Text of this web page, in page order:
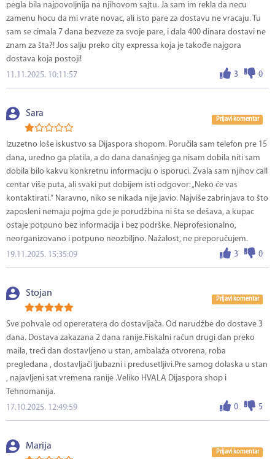
pegla bila najpovoljnija na njihovom sajtu. Ja sam im rekla da necu
zamenu hocu da mi vrate novac, ali isto pare za dostavu ne vracaju. Tu
sam se cimala 7 dana bezveze za svoje pare, i dala 400 dinara dostavi ne
znam za šta?! Jos salju preko city expressa koja je takođe najgora
dostava koja postoji!
3
0
11.11.2025. 10:11:57
Sara
Prijavi komentar
Izuzetno loše iskustvo sa Dijaspora shopom. Poručila sam telefon pre 15
dana, uredno ga platila, a do dana današnjeg ga nisam dobila niti sam
dobila bilo kakvu konkretnu informaciju o isporuci. Zvala sam njihov call
centar više puta, ali svaki put dobijem isti odgovor: „Neko će vas
kontaktirati.“ Naravno, niko se nikada nije javio. Najviše zabrinjava to što
zaposleni nemaju pojma gde je porudžbina ni šta se dešava, a kupac
ostaje potpuno bez informacija i bez podrške. Neprofesionalno,
neorganizovano i potpuno neozbiljno. Nažalost, ne preporučujem.
3
0
19.11.2025. 15:35:09
Stojan
Prijavi komentar
Sve pohvale od opereratera do dostavljača. Od narudžbe do dostave 3
dana. Dostava zakazana 2 dana ranije.Fiskalni račun drugi dan preko
maila, treći dan dostavljeno u stan, ambalaźa otvorena, roba
pregledana , dostavljači ljubazni i predusetljivi.Pre samog dolaska u stan
, najavljeni sat vremena ranije .Veliko HVALA Dijaspora shop i
Tehnomanija.
0
5
17.10.2025. 12:49:59
Marija
Prijavi komentar